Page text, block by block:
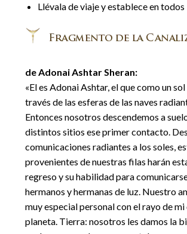
Llévala de viaje y establece en
de Adonai Ashtar Sheran:
«El es Adonai Ashtar, el que como un
través de las esferas de las naves
Entonces nosotros descendemos a
distintos sitios ese primer contacto.
comunicaciones radiantes a los soles,
provenientes de nuestras filas harán
regreso y su habilidad para
hermanos y hermanas de luz. Nuestro
muy especial personal con el rayo de
planeta. Tierra: nosotros les damos la